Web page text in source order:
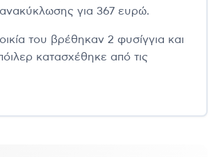
ανακύκλωσης για 367 ευρώ.
του βρέθηκαν 2 φυσίγγια και
κατασχέθηκε από τις